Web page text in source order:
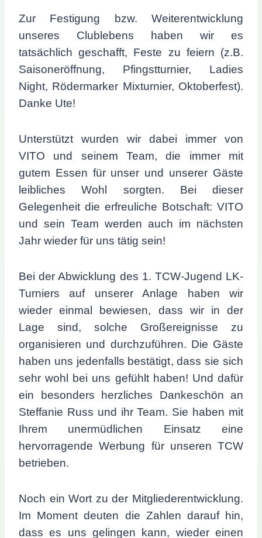
Zur Festigung bzw. Weiterentwicklung
unseres Clublebens haben wir es
tatsächlich geschafft, Feste zu feiern (z.B.
Saisoneröffnung, Pfingstturnier, Ladies
Night, Rödermarker Mixturnier, Oktoberfest).
Danke Ute!
Unterstützt wurden wir dabei immer von
VITO und seinem Team, die immer mit
gutem Essen für unser und unserer Gäste
leibliches Wohl sorgten. Bei dieser
Gelegenheit die erfreuliche Botschaft: VITO
und sein Team werden auch im nächsten
Jahr wieder für uns tätig sein!
Bei der Abwicklung des 1. TCW-Jugend LK-
Turniers auf unserer Anlage haben wir
wieder einmal bewiesen, dass wir in der
Lage sind, solche Großereignisse zu
organisieren und durchzuführen. Die Gäste
haben uns jedenfalls bestätigt, dass sie sich
sehr wohl bei uns gefühlt haben! Und dafür
ein besonders herzliches Dankeschön an
Steffanie Russ und ihr Team. Sie haben mit
Ihrem unermüdlichen Einsatz eine
hervorragende Werbung für unseren TCW
betrieben.
Noch ein Wort zu der Mitgliederentwicklung.
Im Moment deuten die Zahlen darauf hin,
dass es uns gelingen kann, wieder einen